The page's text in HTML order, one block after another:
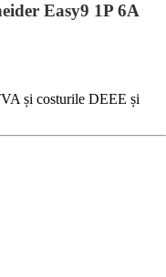
Easy9 1P 6A
și costurile DEEE și